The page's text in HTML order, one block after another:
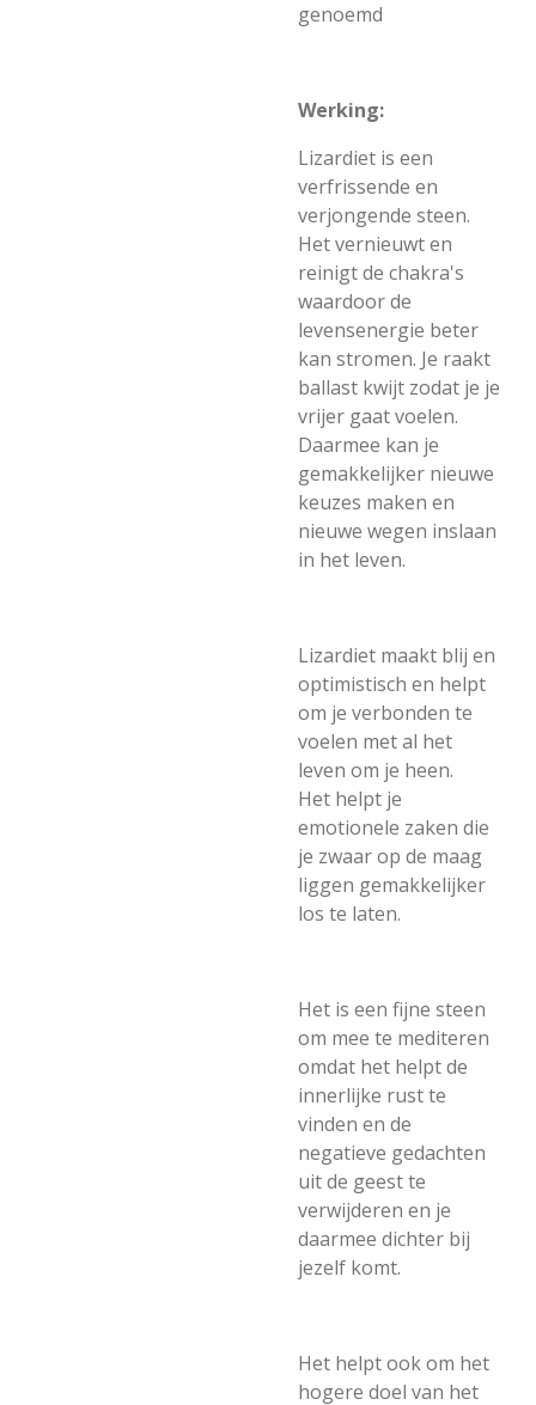
genoemd
Werking:
Lizardiet is een
verfrissende en
verjongende steen.
Het vernieuwt en
reinigt de chakra's
waardoor de
levensenergie beter
kan stromen. Je raakt
ballast kwijt zodat je je
vrijer gaat voelen.
Daarmee kan je
gemakkelijker nieuwe
keuzes maken en
nieuwe wegen inslaan
in het leven.
Lizardiet maakt blij en
optimistisch en helpt
om je verbonden te
voelen met al het
leven om je heen.
Het helpt je
emotionele zaken die
je zwaar op de maag
liggen gemakkelijker
los te laten.
Het is een fijne steen
om mee te mediteren
omdat het helpt de
innerlijke rust te
vinden en de
negatieve gedachten
uit de geest te
verwijderen en je
daarmee dichter bij
jezelf komt.
Het helpt ook om het
hogere doel van het